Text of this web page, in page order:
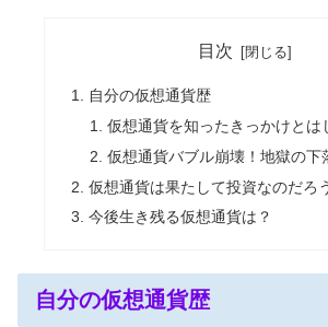
目次
自分の仮想通貨歴
仮想通貨を知ったきっかけとは
仮想通貨バブル崩壊！地獄の下
仮想通貨は果たして投資なのだろ
今後生き残る仮想通貨は？
自分の仮想通貨歴